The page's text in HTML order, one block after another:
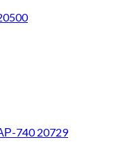
740 20729